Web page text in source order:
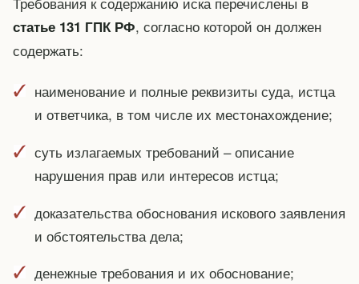
статье 131 ГПК РФ, согласно которой он должен
содержать:
наименование и полные реквизиты суда, истца
и ответчика, в том числе их местонахождение;
суть излагаемых требований – описание
нарушения прав или интересов истца;
доказательства обоснования искового заявления
и обстоятельства дела;
денежные требования и их обоснование;